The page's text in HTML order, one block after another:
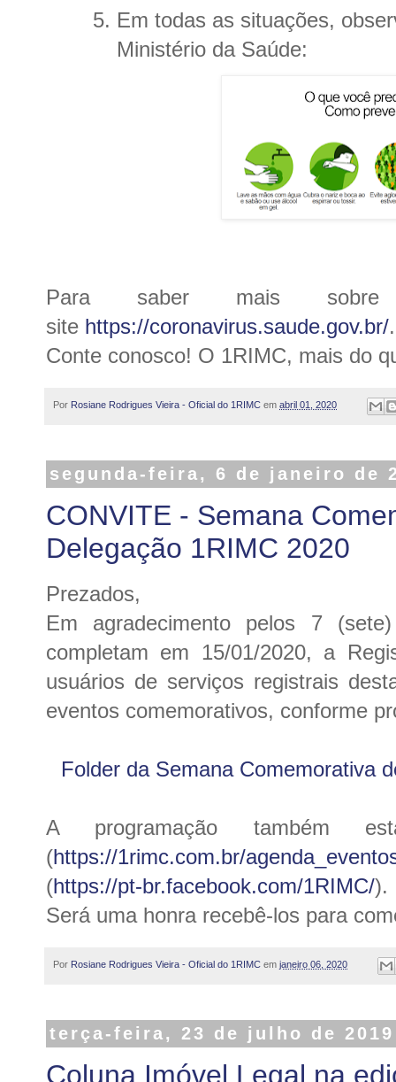
Em todas as situações,
Ministério da Saúde:
Para saber mais
site https://coronavirus.saude.gov.br/.
Conte conosco! O 1RIMC, mais do
Por Rosiane Rodrigues Vieira - Oficial do 1RIMC em abril 01, 2020
segunda-feira, 6 de janeiro de
CONVITE - Semana
Delegação 1RIMC 2020
Prezados,
Em agradecimento pelos 7
completam em 15/01/2020, a
usuários de serviços registrais
eventos comemorativos, conforme
Folder da Semana Comemorativa
A programação também
(https://1rimc.com.br/
(https://pt-br.facebook.com/1RIMC/).
Será uma honra recebê-los para
Por Rosiane Rodrigues Vieira - Oficial do 1RIMC em janeiro 06, 2020
terça-feira, 23 de julho de 2019
Coluna Imóvel Legal na